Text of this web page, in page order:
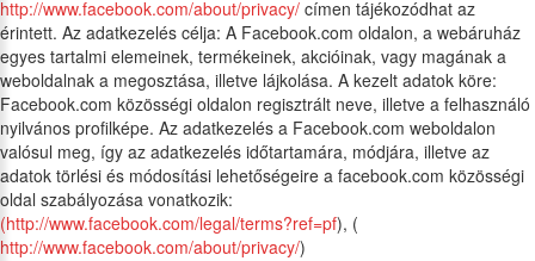
http://www.facebook.com/about/privacy/ címen tájékozódhat az
érintett. Az adatkezelés célja: A Facebook.com oldalon, a webáruház
egyes tartalmi elemeinek, termékeinek, akcióinak, vagy magának a
weboldalnak a megosztása, illetve lájkolása. A kezelt adatok köre:
Facebook.com közösségi oldalon regisztrált neve, illetve a felhasználó
nyilvános profilképe. Az adatkezelés a Facebook.com weboldalon
valósul meg, így az adatkezelés időtartamára, módjára, illetve az
adatok törlési és módosítási lehetőségeire a facebook.com közösségi
oldal szabályozása vonatkozik:
(http://www.facebook.com/legal/terms?ref=pf), (
http://www.facebook.com/about/privacy/)